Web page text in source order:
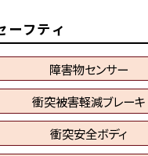
ーフティ
障害物センサー
衝突被害軽減ブレーキ
衝突安全ボディ